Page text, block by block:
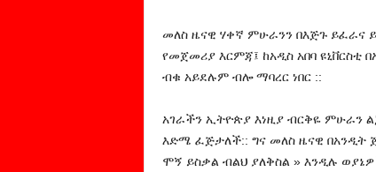
መለስ ዜናዊ ሃቀኛ ምሁራንን በእጅጉ ይፈራና
የመጀመሪያ እርምጃ፤ ከአዲስ አበባ ዩኒቨርስቲ
ብቁ አይደሉም ብሎ ማባረር ነበር ::
አገራችን ኢትዮጵያ እነዚያ ብርቅዬ ምሁራን
እድሜ ፈጅታለች:: ግና መለስ ዜናዊ
ሞኝ ይስቃል ብልህ ያለቅስል » እንዲሉ